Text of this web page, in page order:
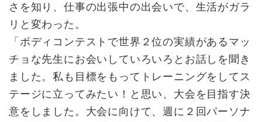
さを知り、仕事の出張中の出会いで、生活がガラ
リと変わった。
「ボディコンテストで世界２位の実績があるマッ
チョな先生にお会いしていろいろとお話しを聞き
ました。私も目標をもってトレーニングをしてス
テージに立ってみたい！と思い、大会を目指す決
意をしました。大会に向けて、週に２回パーソナ